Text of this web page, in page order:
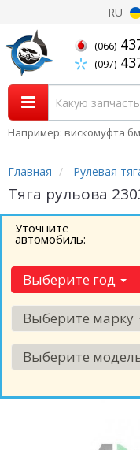
RU
(066)
(097)
Например: вискомуфта
Главная Рулевая
Тяга рульова
Уточните
автомобиль:
Выберите год
Выберите марку
Выберите